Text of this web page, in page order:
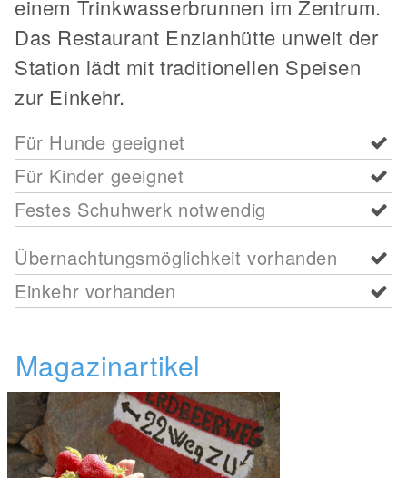
einem Trinkwasserbrunnen im Zentrum.
Das Restaurant Enzianhütte unweit der
Station lädt mit traditionellen Speisen
zur Einkehr.
Für Hunde geeignet
Für Kinder geeignet
Festes Schuhwerk notwendig
Übernachtungsmöglichkeit vorhanden
Einkehr vorhanden
Magazinartikel